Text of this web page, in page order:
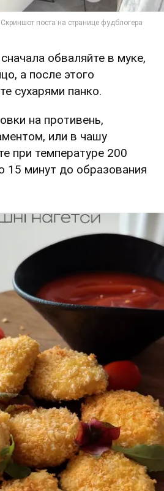
обваляйте в муке,
а после этого
сухарями панко.
на противень,
или в чашу
при температуре 200
15 минут до образования